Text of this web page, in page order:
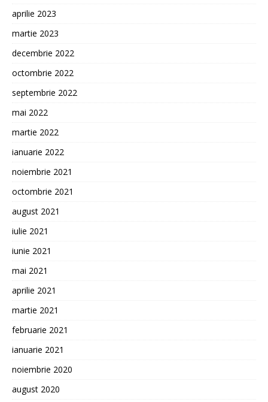
aprilie 2023
martie 2023
decembrie 2022
octombrie 2022
septembrie 2022
mai 2022
martie 2022
ianuarie 2022
noiembrie 2021
octombrie 2021
august 2021
iulie 2021
iunie 2021
mai 2021
aprilie 2021
martie 2021
februarie 2021
ianuarie 2021
noiembrie 2020
august 2020